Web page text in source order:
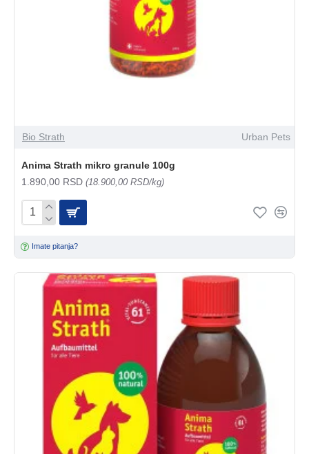
Bio Strath Urban Pets
Anima Strath mikro granule 100g
1.890,00 RSD (18.900,00 RSD/kg)
Imate pitanja?